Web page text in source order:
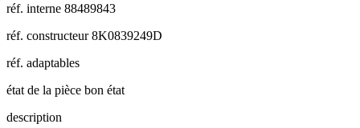
réf. interne 88489843
réf. constructeur 8K0839249D
réf. adaptables
état de la pièce bon état
description